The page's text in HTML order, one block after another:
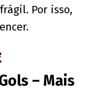
Por isso,
– Mais